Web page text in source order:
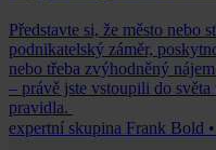
Představte si, že město nebo
podnikatelský záměr,
nebo třeba zvýhodněný
– právě jste vstoupili do
pravidla.
expertní skupina Frank Bold •